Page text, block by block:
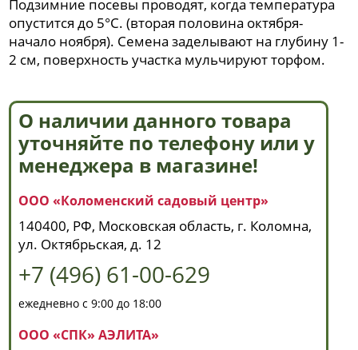
Подзимние посевы проводят, когда температура
опустится до 5°C. (вторая половина октября-
начало ноября). Семена заделывают на глубину 1-
2 см, поверхность участка мульчируют торфом.
О наличии данного товара
уточняйте по телефону или у
менеджера в магазине!
ООО «Коломенский садовый центр»
140400, РФ, Московская область, г. Коломна,
ул. Октябрьская, д. 12
+7 (496) 61-00-629
ежедневно с 9:00 до 18:00
ООО «СПК» АЭЛИТА»